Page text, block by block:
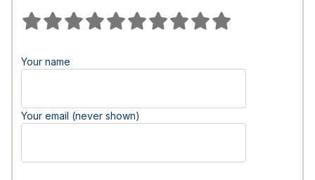
Your name
Your email (never shown)